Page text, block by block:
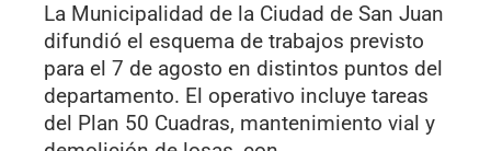
La Municipalidad de la Ciudad de San Juan
difundió el esquema de trabajos previsto
para el 7 de agosto en distintos puntos del
departamento. El operativo incluye tareas
del Plan 50 Cuadras, mantenimiento vial y